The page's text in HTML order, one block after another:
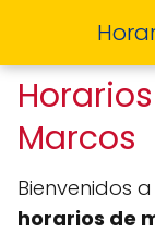
Marcos
Bienvenidos
horarios de